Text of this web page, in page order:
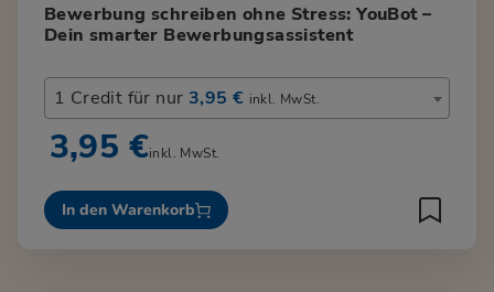
Bewerbung schreiben ohne Stress: YouBot –
Dein smarter Bewerbungsassistent
1 Credit für nur 3,95 € inkl. MwSt.
3,95 €inkl. MwSt.
In den Warenkorb